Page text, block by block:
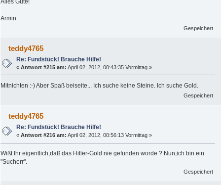
Armin
Gespeichert
teddy4765
Re: Fundstück! Brauche Hilfe!
«Antwort #215 am: April 02, 2012, 00:43:35 Vormittag »
Mitnichten :-) Aber Spaß beiseite... Ich suche keine Steine. Ich suche Gold.
Gespeichert
teddy4765
Re: Fundstück! Brauche Hilfe!
«Antwort #216 am: April 02, 2012, 00:56:13 Vormittag »
Wißt Ihr eigentlich,daß das Hitler-Gold nie gefunden worde ? Nun,ich bin ein
"Sucherr".
Gespeichert